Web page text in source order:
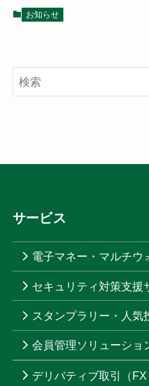
お知らせ
サービス
電子マネー・マルチウ
セキュリティ対策支援
スタンプラリー・人気
会員管理ソリューショ
デリバティブ取引（